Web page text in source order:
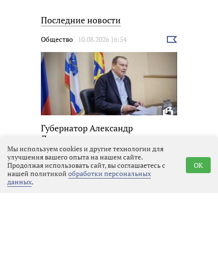
Последние новости
Общество 10.08.2026 16:54
Выбрать
Губернатор Александр
Дрозденко ответил на вопросы
жителей
Местное время 10.08.2026 16:22
Мы используем cookies и другие технологии для
улучшения вашего опыта на нашем сайте.
Продолжая использовать сайт, вы соглашаетесь с
нашей политикой обработки персональных
данных.
OK